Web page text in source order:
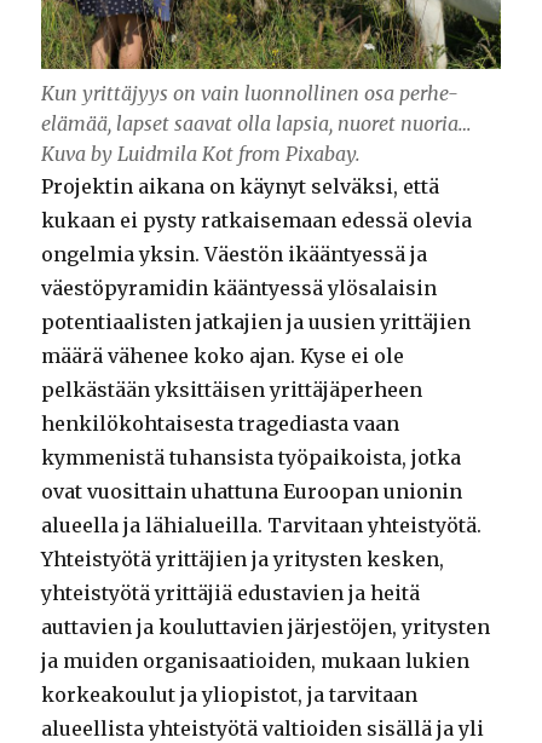
Kun yrittäjyys on vain luonnollinen osa perhe-
elämää, lapset saavat olla lapsia, nuoret nuoria…
Kuva by Luidmila Kot from Pixabay.
Projektin aikana on käynyt selväksi, että
kukaan ei pysty ratkaisemaan edessä olevia
ongelmia yksin. Väestön ikääntyessä ja
väestöpyramidin kääntyessä ylösalaisin
potentiaalisten jatkajien ja uusien yrittäjien
määrä vähenee koko ajan. Kyse ei ole
pelkästään yksittäisen yrittäjäperheen
henkilökohtaisesta tragediasta vaan
kymmenistä tuhansista työpaikoista, jotka
ovat vuosittain uhattuna Euroopan unionin
alueella ja lähialueilla. Tarvitaan yhteistyötä.
Yhteistyötä yrittäjien ja yritysten kesken,
yhteistyötä yrittäjiä edustavien ja heitä
auttavien ja kouluttavien järjestöjen, yritysten
ja muiden organisaatioiden, mukaan lukien
korkeakoulut ja yliopistot, ja tarvitaan
alueellista yhteistyötä valtioiden sisällä ja yli